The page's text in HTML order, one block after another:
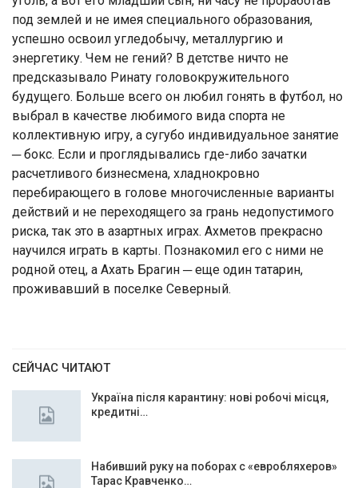
под землей и не имея специального образования,
успешно освоил угледобычу, металлургию и
энергетику. Чем не гений? В детстве ничто не
предсказывало Ринату головокружительного
будущего. Больше всего он любил гонять в футбол, но
выбрал в качестве любимого вида спорта не
коллективную игру, а сугубо индивидуальное занятие
─ бокс. Если и проглядывались где-либо зачатки
расчетливого бизнесмена, хладнокровно
перебирающего в голове многочисленные варианты
действий и не переходящего за грань недопустимого
риска, так это в азартных играх. Ахметов прекрасно
научился играть в карты. Познакомил его с ними не
родной отец, а Ахать Брагин ─ еще один татарин,
проживавший в поселке Северный.
СЕЙЧАС ЧИТАЮТ
Україна після карантину: нові робочі місця,
кредитні…
Набивший руку на поборах с «евробляхеров»
Тарас Кравченко…